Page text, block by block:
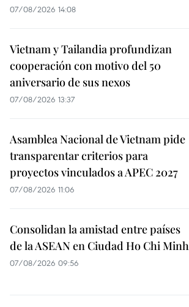
07/08/2026 14:08
Vietnam y Tailandia profundizan
cooperación con motivo del 50
aniversario de sus nexos
07/08/2026 13:37
Asamblea Nacional de Vietnam pide
transparentar criterios para
proyectos vinculados a APEC 2027
07/08/2026 11:06
Consolidan la amistad entre países
de la ASEAN en Ciudad Ho Chi Minh
07/08/2026 09:56